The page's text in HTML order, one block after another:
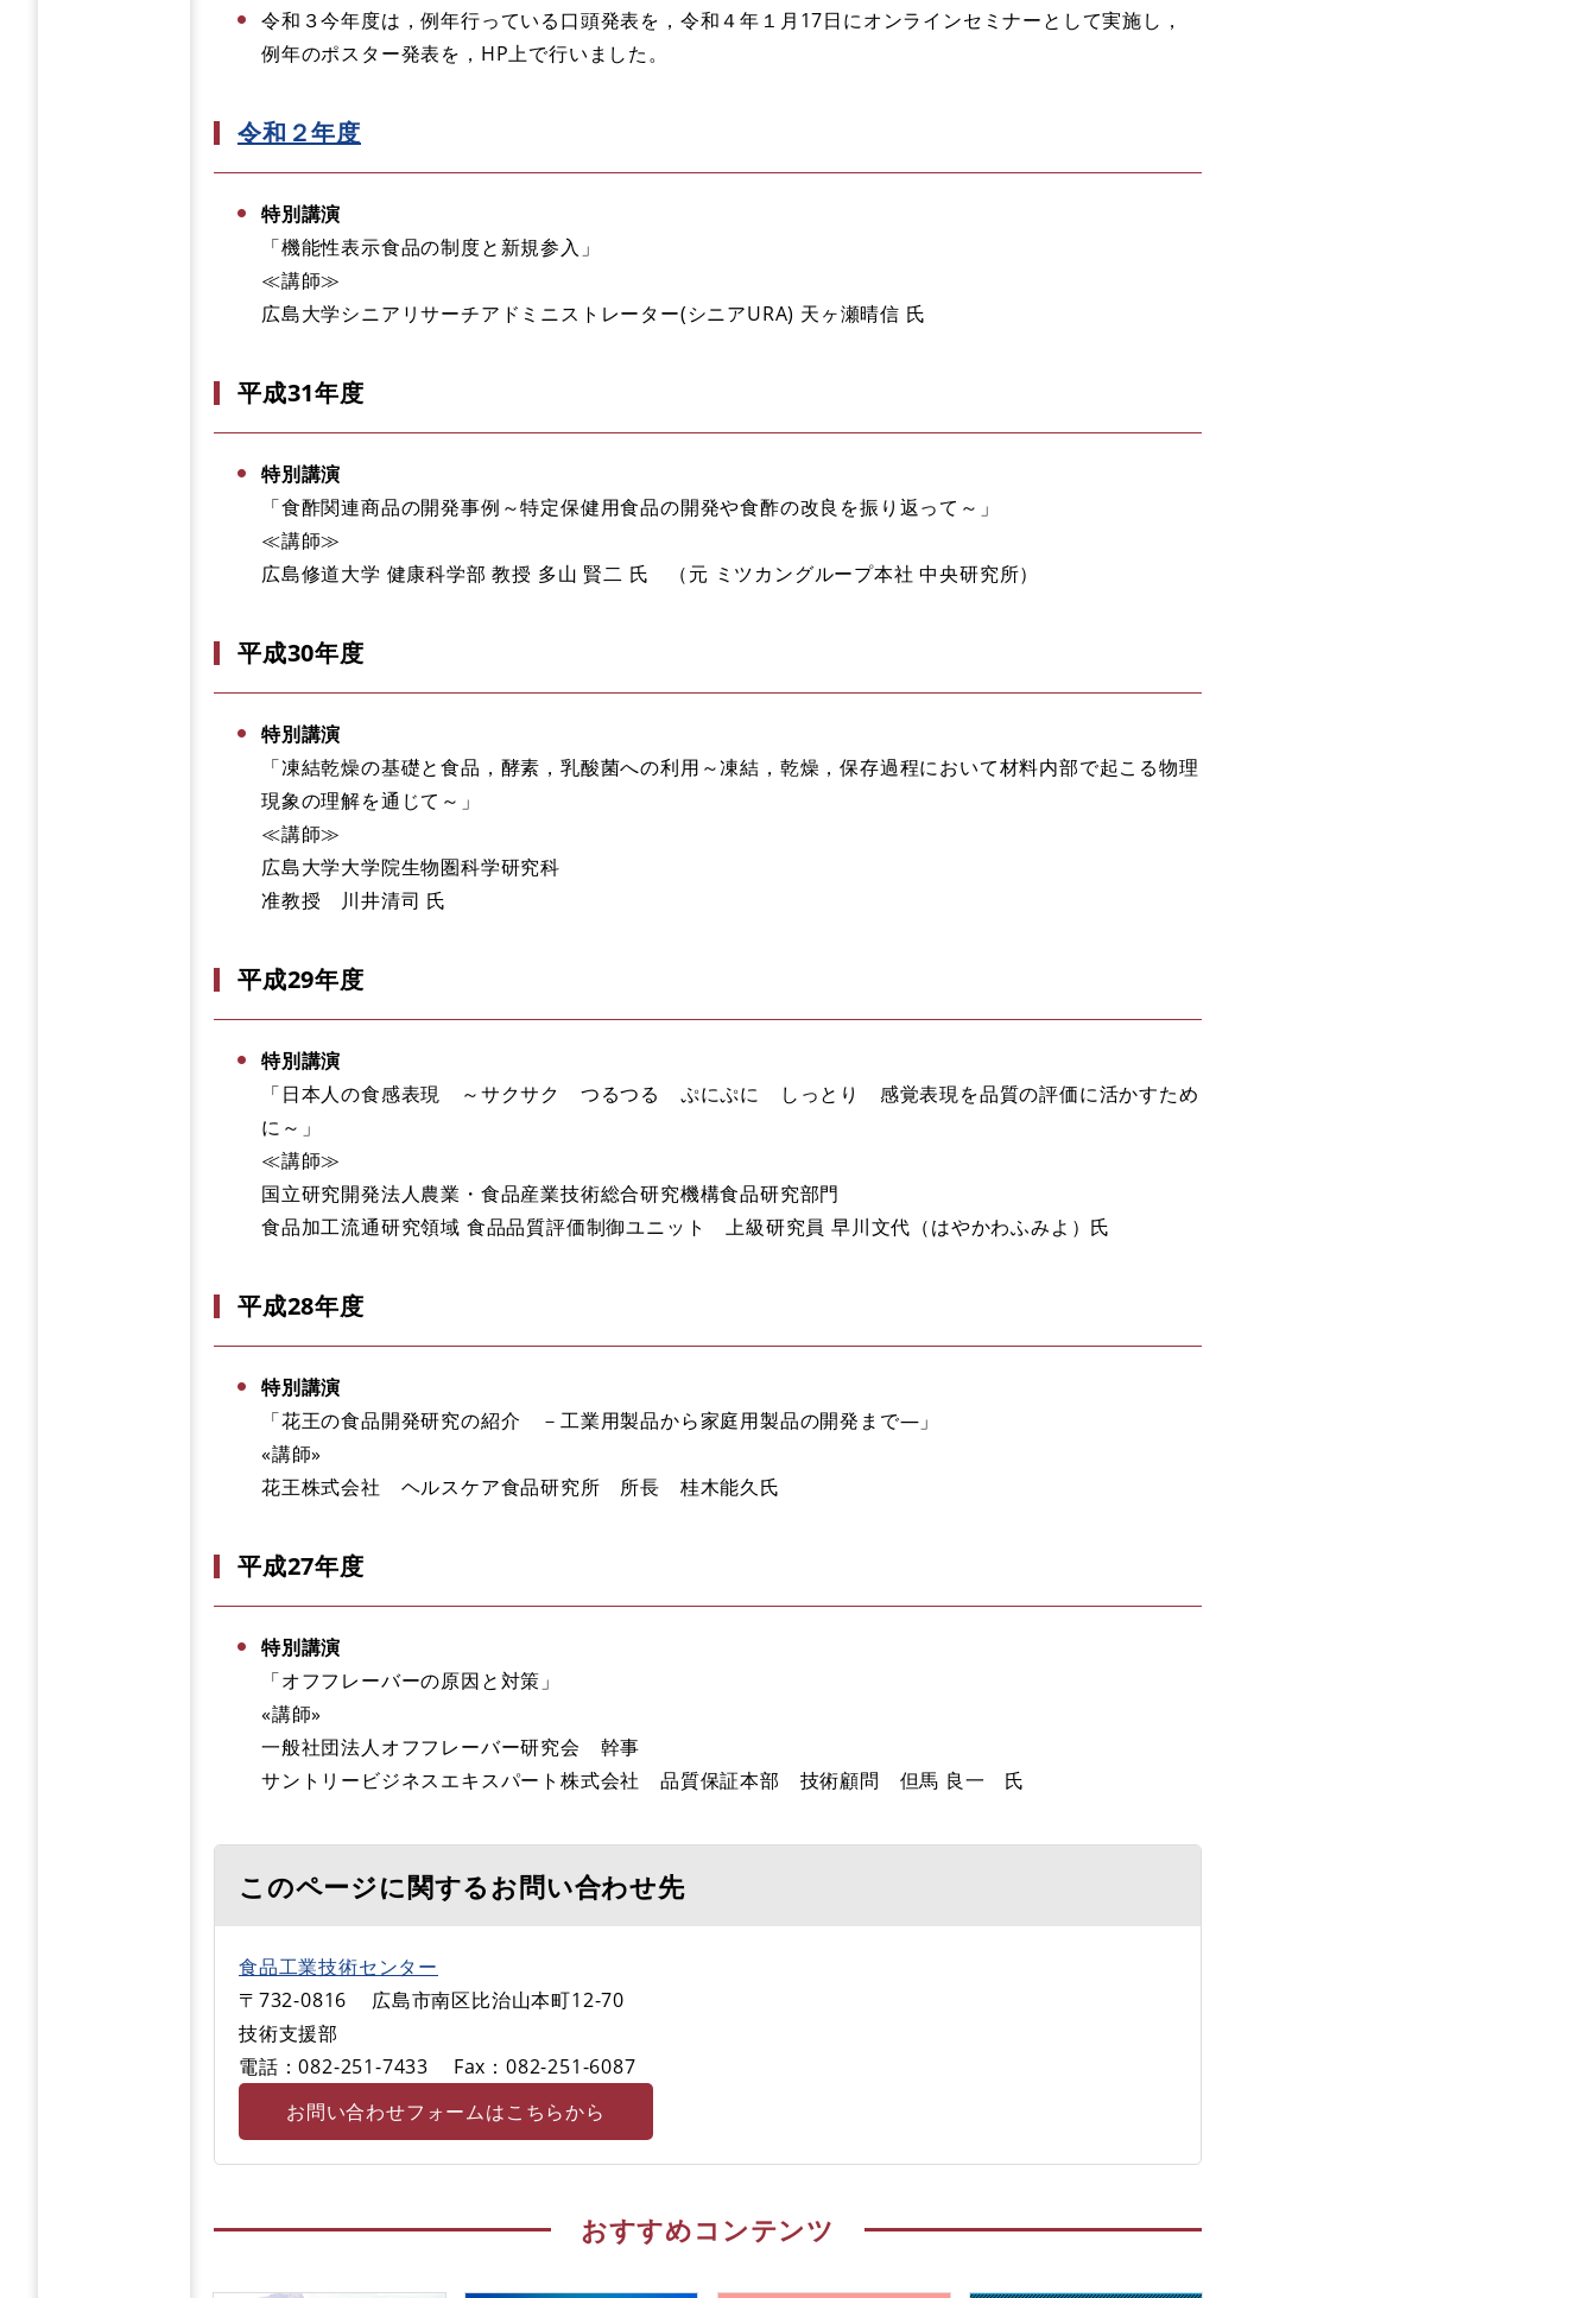
令和３今年度は，例年行っている口頭発表を，令和４年１月17日にオンラインセミナーとして実施し，
例年のポスター発表を，HP上で行いました。
令和２年度
特別講演
「機能性表示食品の制度と新規参入」
≪講師≫
広島大学シニアリサーチアドミニストレーター(シニアURA) 天ヶ瀬晴信 氏
平成31年度
特別講演
「食酢関連商品の開発事例～特定保健用食品の開発や食酢の改良を振り返って～」
≪講師≫
広島修道大学 健康科学部 教授 多山 賢二 氏 （元 ミツカングループ本社 中央研究所）
平成30年度
特別講演
「凍結乾燥の基礎と食品，酵素，乳酸菌への利用～凍結，乾燥，保存過程において材料内部で起こる物理
現象の理解を通じて～」
≪講師≫
広島大学大学院生物圏科学研究科
准教授 川井清司 氏
平成29年度
特別講演
「日本人の食感表現 ～サクサク つるつる ぷにぷに しっとり 感覚表現を品質の評価に活かすため
に～」
≪講師≫
国立研究開発法人農業・食品産業技術総合研究機構食品研究部門
食品加工流通研究領域 食品品質評価制御ユニット 上級研究員 早川文代（はやかわふみよ）氏
平成28年度
特別講演
「花王の食品開発研究の紹介 －工業用製品から家庭用製品の開発まで—」
«講師»
花王株式会社 ヘルスケア食品研究所 所長 桂木能久氏
平成27年度
特別講演
「オフフレーバーの原因と対策」
«講師»
一般社団法人オフフレーバー研究会 幹事
サントリービジネスエキスパート株式会社 品質保証本部 技術顧問 但馬 良一 氏
このページに関するお問い合わせ先
食品工業技術センター
〒732-0816
広島市南区比治山本町12-70
技術支援部
電話：082-251-7433
Fax：082-251-6087
お問い合わせフォームはこちらから
おすすめコンテンツ